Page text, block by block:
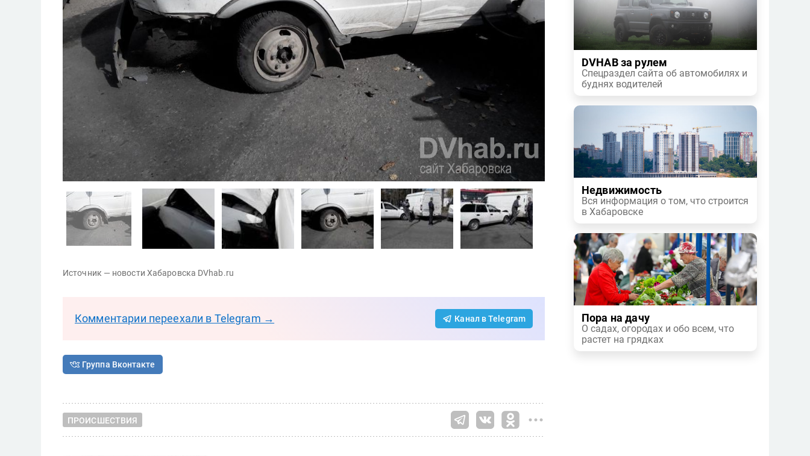
Источник — новости Хабаровска DVhab.ru
Комментарии переехали в Telegram → Канал в Telegram
Группа Вконтакте
ПРОИСШЕСТВИЯ
DVHAB за рулем
Спецраздел сайта об автомобилях и
буднях водителей
Недвижимость
Вся информация о том, что строится
в Хабаровске
Пора на дачу
О садах, огородах и обо всем, что
растет на грядках